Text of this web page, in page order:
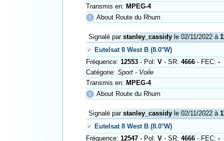
Transmis en: MPEG-4
ℹ
About Route du Rhum
Signalé par stanley_cassidyle 02/11/2022 à
Eutelsat 8 West B (8.0°W)
Fréquence: 12553- Pol: V- SR: 4666- FEC: -
Catégorie: Sport - Voile
Transmis en: MPEG-4
ℹ
About Route du Rhum
Signalé par stanley_cassidyle 02/11/2022 à
Eutelsat 8 West B (8.0°W)
Fréquence: 12547- Pol: V- SR: 4666- FEC: -